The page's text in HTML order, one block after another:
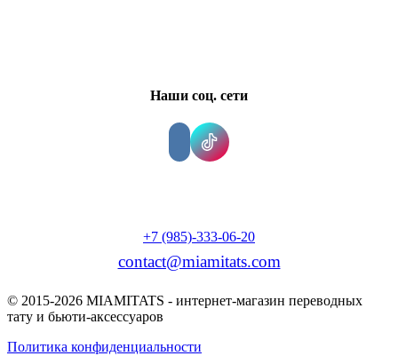
Наши соц. сети
+7 (985)-333-06-20
contact@miamitats.com
© 2015-2026 MIAMITATS - интернет-магазин переводных
тату и бьюти-аксессуаров
Политика конфиденциальности